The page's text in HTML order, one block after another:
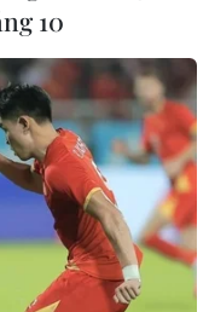
Quốc đã có
chủng mới của
hấp cấp (COVID-
trên toàn nước này
10